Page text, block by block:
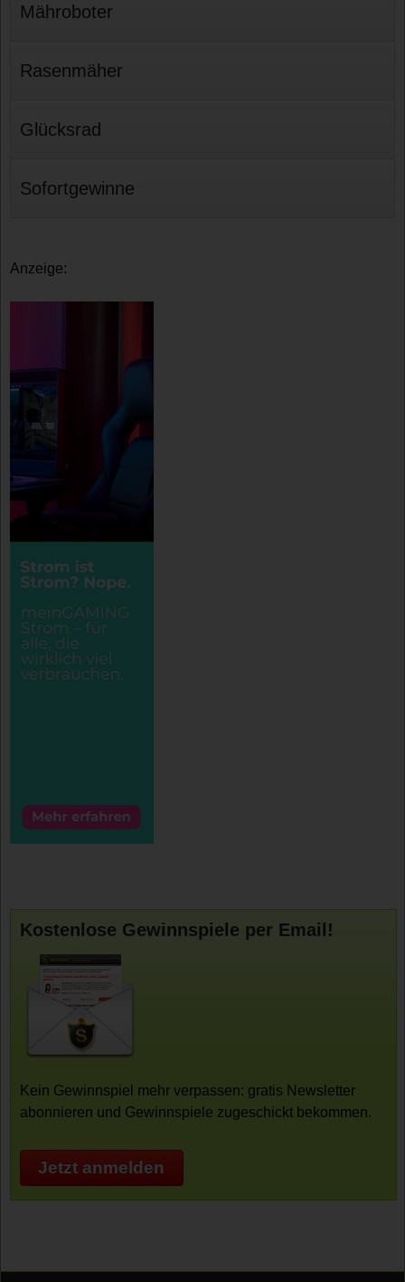
Mähroboter
Rasenmäher
Glücksrad
Sofortgewinne
Anzeige:
Kostenlose Gewinnspiele per Email!
Kein Gewinnspiel mehr verpassen: gratis Newsletter
abonnieren und Gewinnspiele zugeschickt bekommen.
Jetzt anmelden